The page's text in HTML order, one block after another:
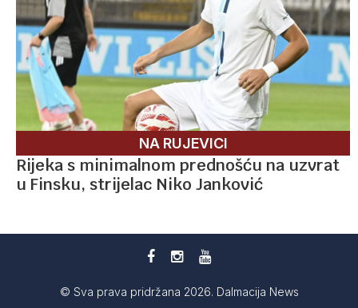
NA RUJEVICI
Rijeka s minimalnom prednošću na uzvrat
u Finsku, strijelac Niko Janković
© Sva prava pridržana 2026. Dalmacija News